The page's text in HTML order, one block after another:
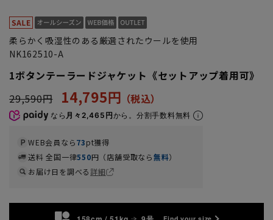
柔らかく吸湿性のある厳選されたウールを使用
NK162510-A
1ボタンテーラードジャケット《セットアップ着用可》
29,590円
14,795円
なら 月々2,465円から。分割手数料無料
WEB会員なら73pt獲得
送料 全国一律550円（店舗受取なら無料）
お届け日を調べる詳細